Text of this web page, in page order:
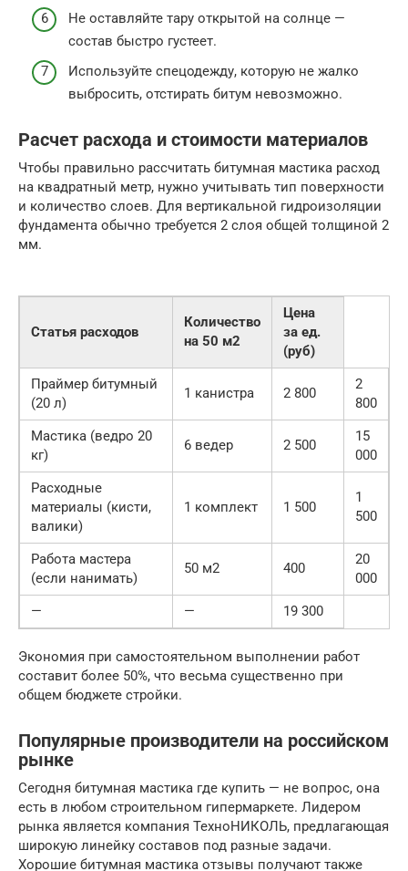
Не оставляйте тару открытой на солнце —
состав быстро густеет.
Используйте спецодежду, которую не жалко
выбросить, отстирать битум невозможно.
Расчет расхода и стоимости материалов
Чтобы правильно рассчитать битумная мастика расход
на квадратный метр, нужно учитывать тип поверхности
и количество слоев. Для вертикальной гидроизоляции
фундамента обычно требуется 2 слоя общей толщиной 2
мм.
Статья расходов
Количество
на 50 м2
Цена
за ед.
(руб)
Праймер битумный
(20 л)
1 канистра 2 800
2
800
Мастика (ведро 20
кг)
6 ведер 2 500
15
000
Расходные
материалы (кисти,
валики)
1 комплект 1 500
1
500
Работа мастера
(если нанимать)
50 м2 400
20
000
—
— 19 300
Экономия при самостоятельном выполнении работ
составит более 50%, что весьма существенно при
общем бюджете стройки.
Популярные производители на российском
рынке
Сегодня битумная мастика где купить — не вопрос, она
есть в любом строительном гипермаркете. Лидером
рынка является компания ТехноНИКОЛЬ, предлагающая
широкую линейку составов под разные задачи.
Хорошие битумная мастика отзывы получают также